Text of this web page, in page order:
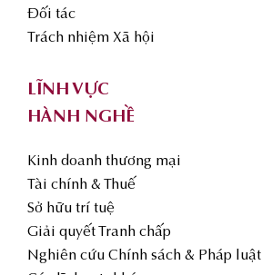
Đối tác
Trách nhiệm Xã hội
LĨNH VỰC
HÀNH NGHỀ
Kinh doanh thương mại
Tài chính & Thuế
Sở hữu trí tuệ
Giải quyết Tranh chấp
Nghiên cứu Chính sách & Pháp luật